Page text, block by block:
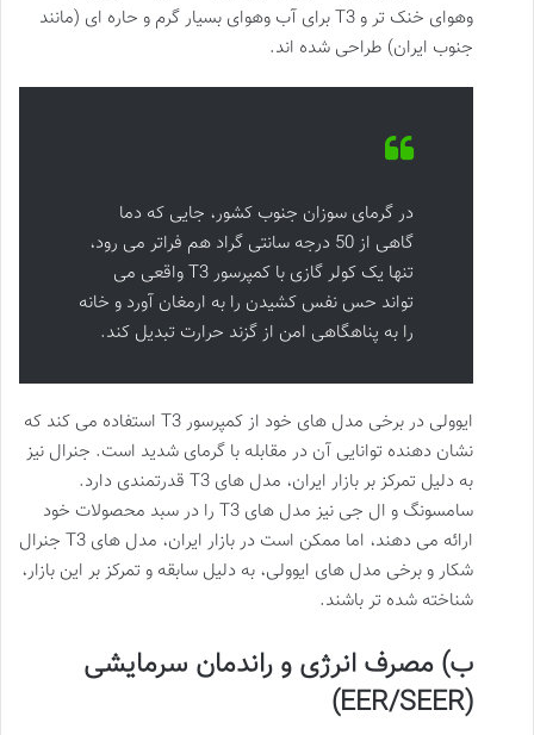
وهوای خنک تر و T3 برای آب وهوای بسیار گرم و حاره ای (مانند
جنوب ایران) طراحی شده اند.
در گرمای سوزان جنوب کشور، جایی که دما
گاهی از 50 درجه سانتی گراد هم فراتر می رود،
تنها یک کولر گازی با کمپرسور T3 واقعی می
تواند حس نفس کشیدن را به ارمغان آورد و خانه
را به پناهگاهی امن از گزند حرارت تبدیل کند.
ایوولی در برخی مدل های خود از کمپرسور T3 استفاده می کند که
نشان دهنده توانایی آن در مقابله با گرمای شدید است. جنرال نیز
به دلیل تمرکز بر بازار ایران، مدل های T3 قدرتمندی دارد.
سامسونگ و ال جی نیز مدل های T3 را در سبد محصولات خود
ارائه می دهند، اما ممکن است در بازار ایران، مدل های T3 جنرال
شکار و برخی مدل های ایوولی، به دلیل سابقه و تمرکز بر این بازار،
شناخته شده تر باشند.
ب) مصرف انرژی و راندمان سرمایشی
(EER/SEER)